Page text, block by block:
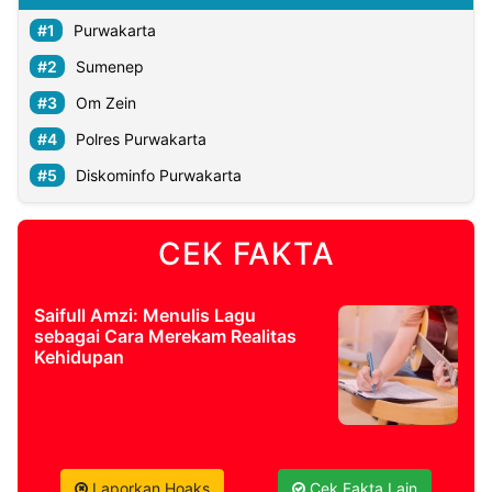
Purwakarta
Sumenep
Om Zein
Polres Purwakarta
Diskominfo Purwakarta
CEK FAKTA
Saifull Amzi: Menulis Lagu
sebagai Cara Merekam Realitas
Kehidupan
Laporkan Hoaks Cek Fakta Lain